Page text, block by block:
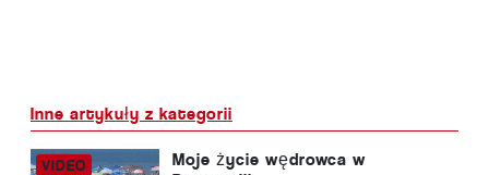
Inne artykuły z kategorii
Moje życie wędrowca w